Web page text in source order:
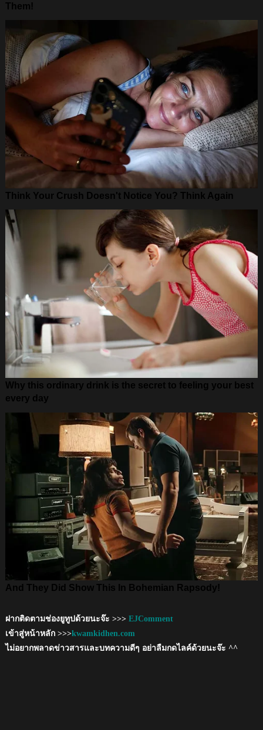
ฝากติดตามช่องยูทูปด้วยนะจ๊ะ >>> EJComment
เข้าสู่หน้าหลัก >>>kwamkidhen.com
ไม่อยากพลาดข่าวสารและบทความดีๆ อย่าลืมกดไลค์ด้วยนะจ๊ะ ^^